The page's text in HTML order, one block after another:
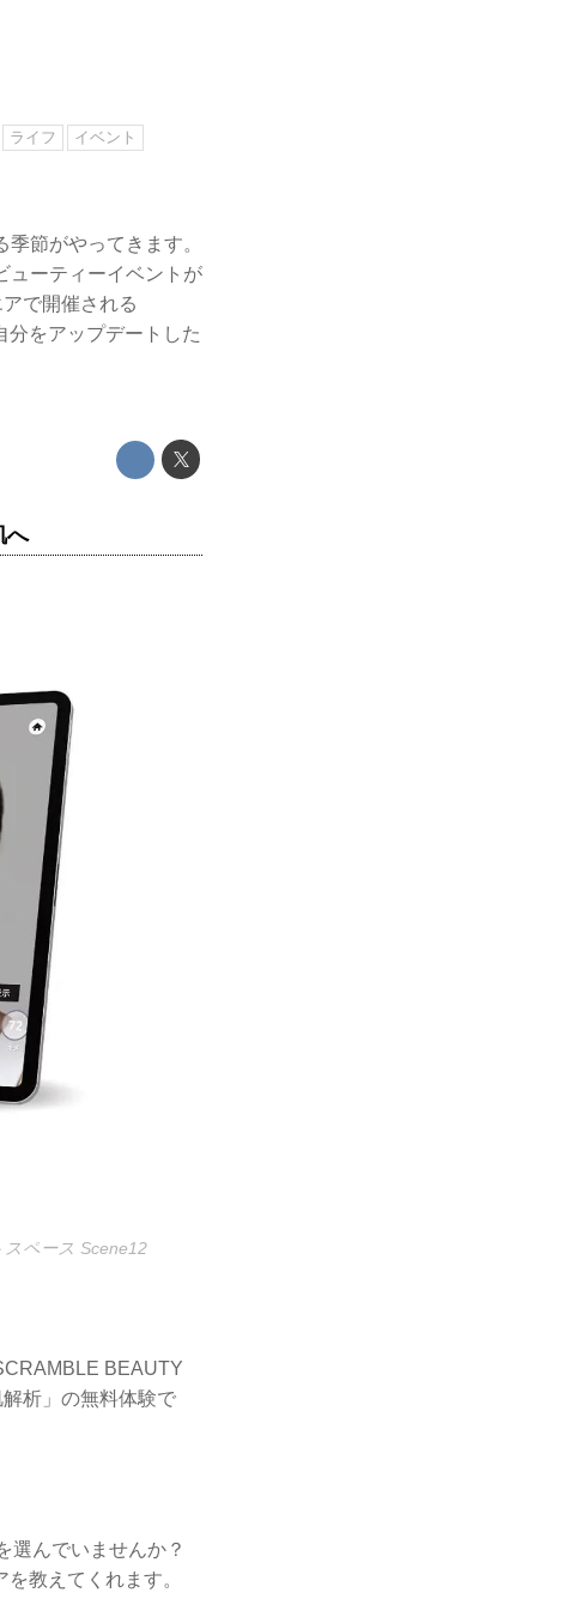
ライフ
イベント
節がやってきます。
ューティーイベントが
で開催される
分をアップデートした
へ
スペース Scene12
BEAUTY
析」の無料体験で
選んでいませんか？
教えてくれます。